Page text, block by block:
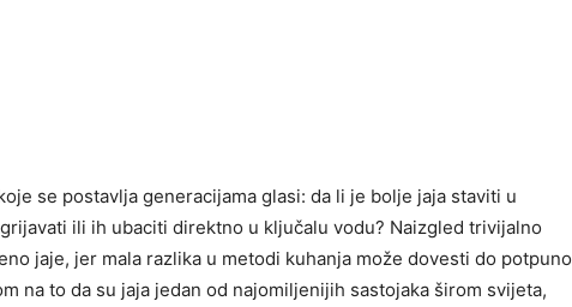
se postavlja generacijama glasi: da li je bolje jaja staviti u
ili ih ubaciti direktno u ključalu vodu? Naizgled trivijalno
jaje, jer mala razlika u metodi kuhanja može dovesti do potpuno
na to da su jaja jedan od najomiljenijih sastojaka širom svijeta,